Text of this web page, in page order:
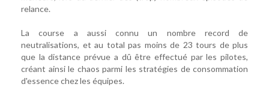
relance.
La course a aussi connu un nombre record de
neutralisations, et au total pas moins de 23 tours de plus
que la distance prévue a dû être effectué par les pilotes,
créant ainsi le chaos parmi les stratégies de consommation
d'essence chez les équipes.